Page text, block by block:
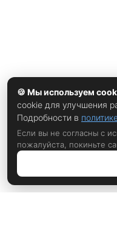
🍪 Мы используем
cookie для улучшения
Подробности в
Если вы не согласны с
пожалуйста, покиньте